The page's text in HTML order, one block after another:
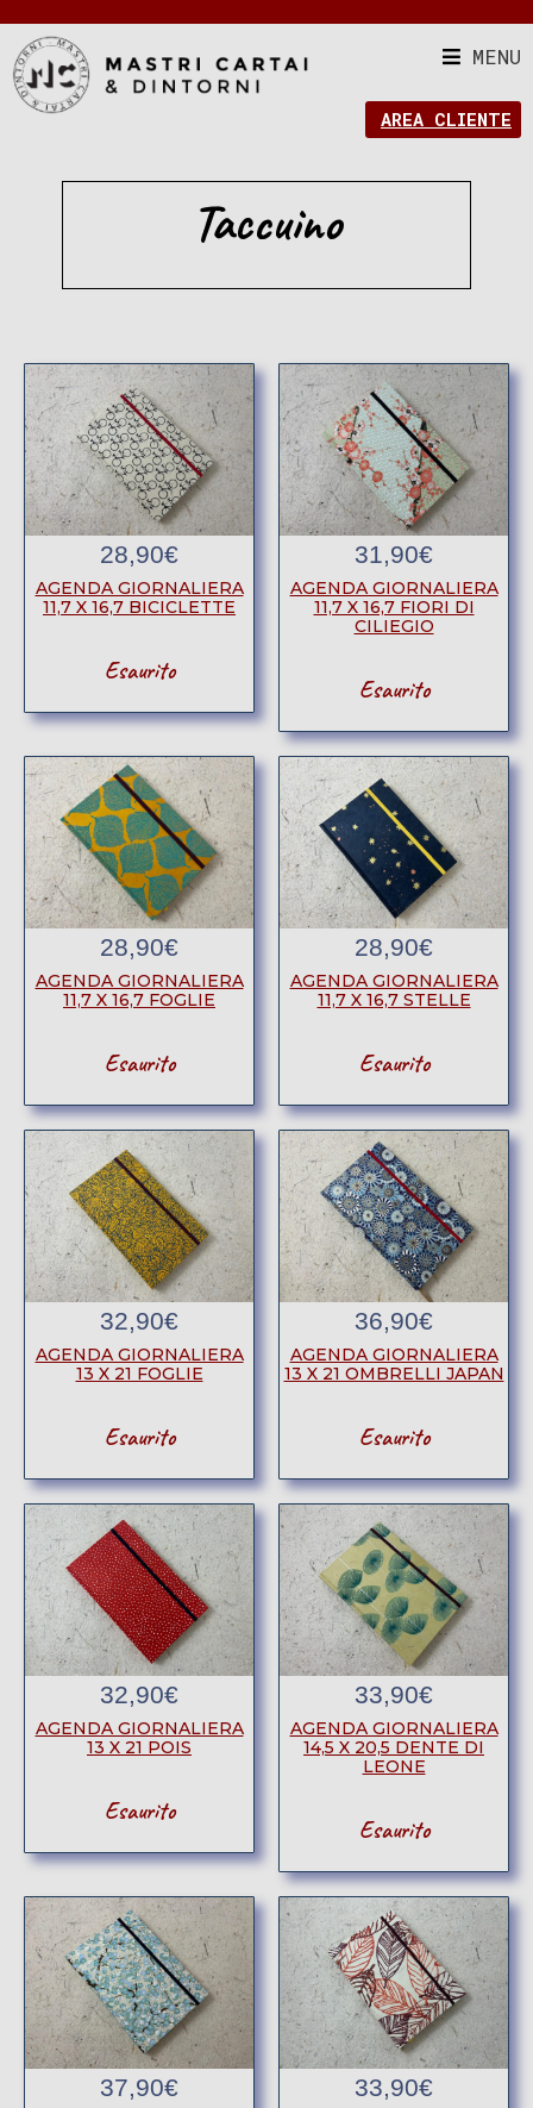
MENU
AREA CLIENTE
Taccuino
28,90€
AGENDA GIORNALIERA
11,7 X 16,7 BICICLETTE
Esaurito
31,90€
AGENDA GIORNALIERA
11,7 X 16,7 FIORI DI
CILIEGIO
Esaurito
28,90€
AGENDA GIORNALIERA
11,7 X 16,7 FOGLIE
Esaurito
28,90€
AGENDA GIORNALIERA
11,7 X 16,7 STELLE
Esaurito
32,90€
AGENDA GIORNALIERA
13 X 21 FOGLIE
Esaurito
36,90€
AGENDA GIORNALIERA
13 X 21 OMBRELLI JAPAN
Esaurito
32,90€
AGENDA GIORNALIERA
13 X 21 POIS
Esaurito
33,90€
AGENDA GIORNALIERA
14,5 X 20,5 DENTE DI
LEONE
Esaurito
37,90€ 33,90€